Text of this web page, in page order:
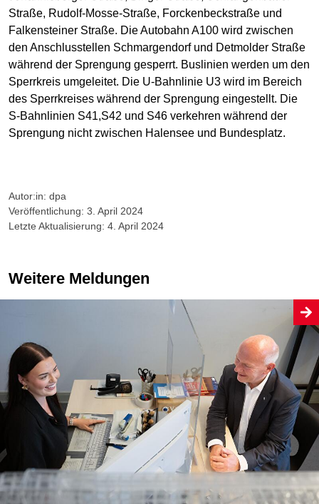
Straße, Rudolf-Mosse-Straße, Forckenbeckstraße und
Falkensteiner Straße. Die Autobahn A100 wird zwischen
den Anschlusstellen Schmargendorf und Detmolder Straße
während der Sprengung gesperrt. Buslinien werden um den
Sperrkreis umgeleitet. Die U-Bahnlinie U3 wird im Bereich
des Sperrkreises während der Sprengung eingestellt. Die
S-Bahnlinien S41,S42 und S46 verkehren während der
Sprengung nicht zwischen Halensee und Bundesplatz.
Autor:in: dpa
Veröffentlichung: 3. April 2024
Letzte Aktualisierung: 4. April 2024
Weitere Meldungen